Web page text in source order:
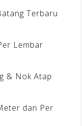
Terbaru
Lembar
& Nok Atap
dan Per